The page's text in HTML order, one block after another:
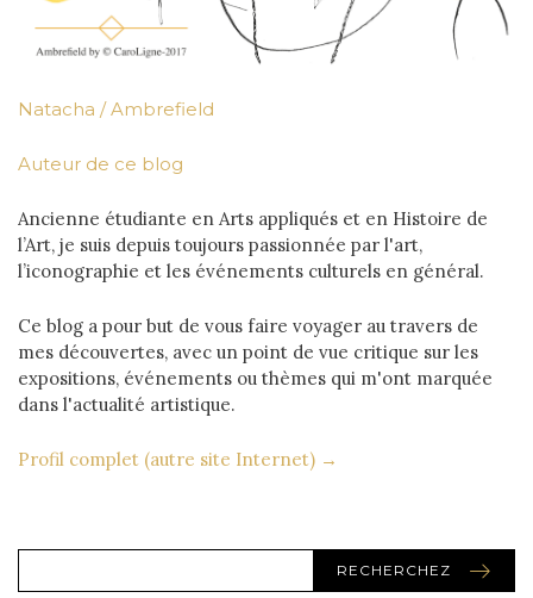
Natacha / Ambrefield
Auteur de ce blog
Ancienne étudiante en Arts appliqués et en Histoire de
l’Art, je suis depuis toujours passionnée par l'art,
l’iconographie et les événements culturels en général.
Ce blog a pour but de vous faire voyager au travers de
mes découvertes, avec un point de vue critique sur les
expositions, événements ou thèmes qui m'ont marquée
dans l'actualité artistique.
Profil complet (autre site Internet) →
RECHERCHEZ